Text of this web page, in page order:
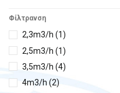
Praher
TP(6)
Waterway(2)
Φίλτρανση
2,3m3/h (1)
2,5m3/h (1)
3,5m3/h (4)
4m3/h (2)